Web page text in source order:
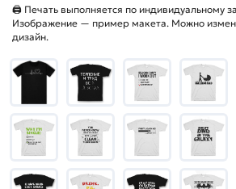
🖨 Печать выполняется по индивидуальному
Изображение — пример макета. Можно
дизайн.